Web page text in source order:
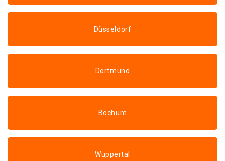
Düsseldorf
Dortmund
Bochum
Wuppertal